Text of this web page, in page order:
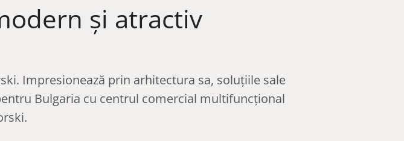
și atractiv
Impresionează prin arhitectura sa, soluțiile sale
Bulgaria cu centrul comercial multifuncțional